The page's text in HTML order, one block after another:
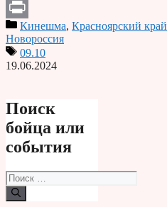
Telegram
PrintКинешма, Красноярский край
Новороссия
09.10
19.06.2024
Поиск
бойца или
события
Поиск: